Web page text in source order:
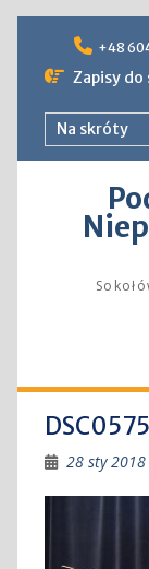
content
+48
Zapisy do
Na skróty
28 sty 2018